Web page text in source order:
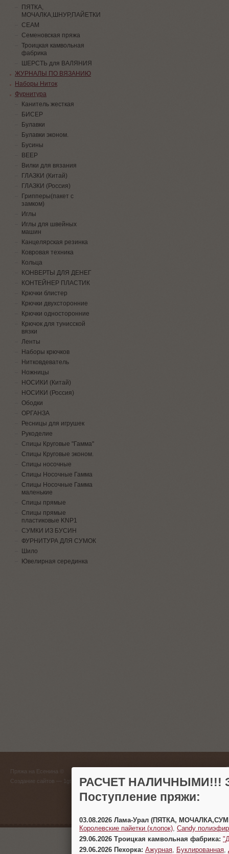
ПЯТКА,
МОЧАЛКА,ШНУР,ПАЙЕТКИ
СЕАМ
Семеновская пряжа
Троицкая камвольная
фабрика
ШЕРСТЬ для ВАЛЯНИЯ
ЖУРНАЛЫ ПО ВЯЗАНИЮ
Наборы Ниток
Фурнитура
Канитель жесткая
БИСЕР
Булавки
Булавки эконом.
Бусины
ВЕЕР
Вилки для вязания
ГЛАЗКИ (Китай)
ГЛАЗКИ (Россия)
Грипперы(пакет с
замком)
Иглы
Иглы для швейных
машин
Канцелярская резинка
Ковровая техника
Кольца
КОНВЕРТЫ ДЛЯ ДЕНЕГ
КОНТЕЙНЕР ПЛАСТИК
Крючки блистер
Крючки двухсторонние
Крючки односторонние
Крючок для тунисской
вязки
Ленты
Наборы крючков
Нитковдеватель
Ножницы
НОСИКИ (Китай)
НОСИКИ (Россия)
Ободки
ОРГАНЗА
Ресницы для игрушек
Рукоделие
Спицы Круговые "Гамма"
Спицы Круговые эконом.
Спицы носочные
Спицы Носочные Гамма
Спицы Носочные Гамма
маленькие
Спицы прямые
Спицы прямые
пластиковые KNP1
СУМКИ ИЗ БУСИН
ФУРНИТУРА ДЛЯ СУМОК
Шило
Ювелирная серединка
Пряжа на Есенина ©
Создание сайтов
(383)
г.
РАСЧЕТ НАЛИЧНЫМИ!!!
Поступление пряжи:
03.08.2026 Лама-Урал (ПЯТКА,
Королевские пайетки (хлопок) Candy
29.06.2026 Троицкая камвольная фабрика:
29.06.2026 Пехорка: Ажурная Буклированная